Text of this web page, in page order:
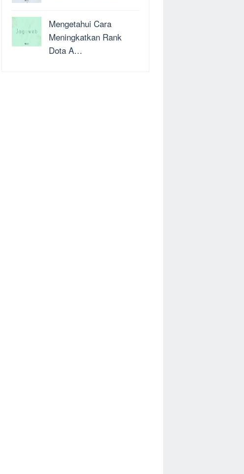
Mengetahui Cara
Meningkatkan Rank
Dota A…